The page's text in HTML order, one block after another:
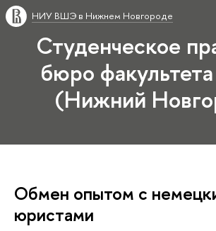
НИУ ВШЭ в Нижнем Новгороде
Студенческое
бюро
(Нижний
Обмен опытом с
юристами